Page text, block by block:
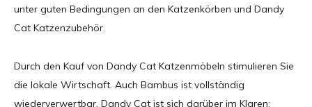
unter guten Bedingungen an den Katzenkörben und Dandy
Cat Katzenzubehör.
Durch den Kauf von Dandy Cat Katzenmöbeln stimulieren Sie
die lokale Wirtschaft. Auch Bambus ist vollständig
wiederverwertbar. Dandy Cat ist sich darüber im Klaren: